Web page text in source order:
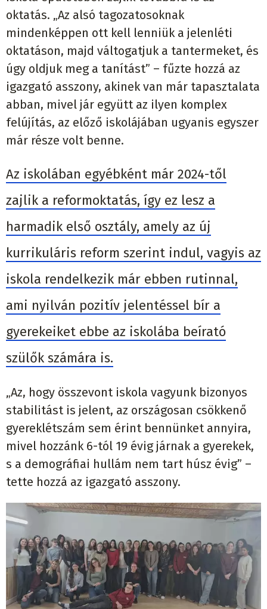
oktatás. „Az alsó tagozatosoknak
mindenképpen ott kell lenniük a jelenléti
oktatáson, majd váltogatjuk a tantermeket, és
úgy oldjuk meg a tanítást” – fűzte hozzá az
igazgató asszony, akinek van már tapasztalata
abban, mivel jár együtt az ilyen komplex
felújítás, az előző iskolájában ugyanis egyszer
már része volt benne.
Az iskolában egyébként már 2024-től
zajlik a reformoktatás, így ez lesz a
harmadik első osztály, amely az új
kurrikuláris reform szerint indul, vagyis az
iskola rendelkezik már ebben rutinnal,
ami nyilván pozitív jelentéssel bír a
gyerekeiket ebbe az iskolába beírató
szülők számára is.
„Az, hogy összevont iskola vagyunk bizonyos
stabilitást is jelent, az országosan csökkenő
gyereklétszám sem érint bennünket annyira,
mivel hozzánk 6-tól 19 évig járnak a gyerekek,
s a demográfiai hullám nem tart húsz évig” –
tette hozzá az igazgató asszony.